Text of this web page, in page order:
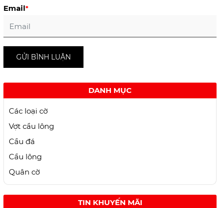
Email*
GỬI BÌNH LUẬN
DANH MỤC
Các loại cờ
Vợt cầu lông
Cầu đá
Cầu lông
Quân cờ
TIN KHUYẾN MÃI